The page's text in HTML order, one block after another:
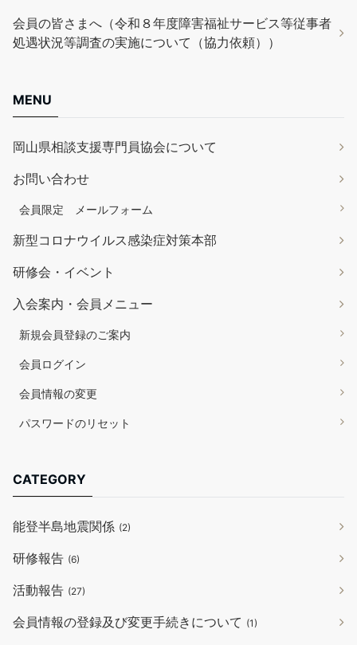
会員の皆さまへ（令和８年度障害福祉サービス等従事者
処遇状況等調査の実施について（協力依頼））
MENU
岡山県相談支援専門員協会について
お問い合わせ
会員限定 メールフォーム
新型コロナウイルス感染症対策本部
研修会・イベント
入会案内・会員メニュー
新規会員登録のご案内
会員ログイン
会員情報の変更
パスワードのリセット
CATEGORY
能登半島地震関係 (2)
研修報告 (6)
活動報告 (27)
会員情報の登録及び変更手続きについて (1)